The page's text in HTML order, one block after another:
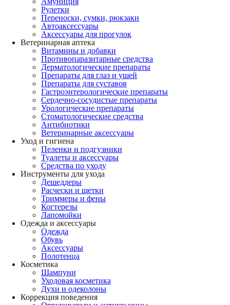
Рулетки
Переноски, сумки, рюкзаки
Автоаксессуары
Аксессуары для прогулок
Ветеринарная аптека
Витамины и добавки
Противопаразитарные средства
Дерматологические препараты
Препараты для глаз и ушей
Препараты для суставов
Гастроэнтерологические препараты
Сердечно-сосудистые препараты
Урологические препараты
Стоматологические средства
Антибиотики
Ветеринарные аксессуары
Уход и гигиена
Пеленки и подгузники
Туалеты и аксессуары
Средства по уходу
Инструменты для ухода
Дешеддеры
Расчески и щетки
Триммеры и фены
Когтерезы
Лапомойки
Одежда и аксессуары
Одежда
Обувь
Аксессуары
Полотенца
Косметика
Шампуни
Уходовая косметика
Духи и одеколоны
Коррекция поведения